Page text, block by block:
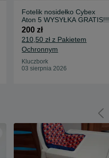
Fotelik nosidełko Cybex
Aton 5 WYSYŁKA GRATIS!!!
200 zł
210,50 zł z Pakietem
Ochronnym
Kluczbork
03 sierpnia 2026